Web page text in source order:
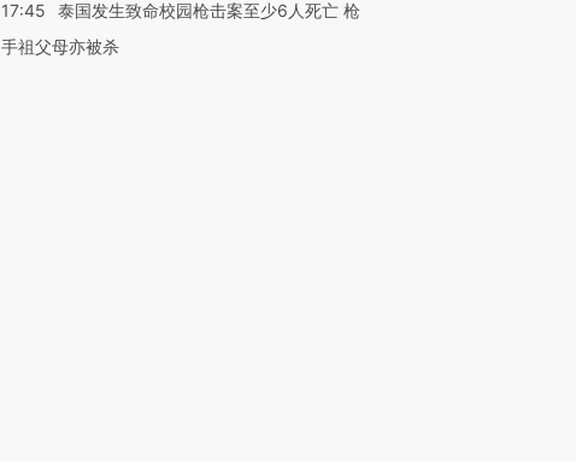
17:45
泰国发生致命校园枪击案至少6人死亡 枪
手祖父母亦被杀